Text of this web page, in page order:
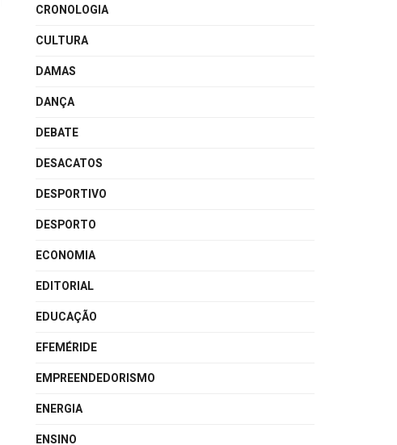
CRONOLOGIA
CULTURA
DAMAS
DANÇA
DEBATE
DESACATOS
DESPORTIVO
DESPORTO
ECONOMIA
EDITORIAL
EDUCAÇÃO
EFEMÉRIDE
EMPREENDEDORISMO
ENERGIA
ENSINO